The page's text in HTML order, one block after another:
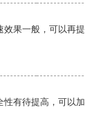
效果一般，可以再
性有待提高，可以